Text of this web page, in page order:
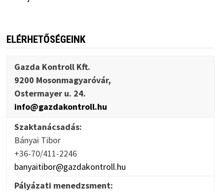
ELÉRHETŐSÉGEINK
Gazda Kontroll Kft.
9200 Mosonmagyaróvár,
Ostermayer u. 24.
info@gazdakontroll.hu
Szaktanácsadás:
Bányai Tibor
+36-70/411-2246
banyaitibor@gazdakontroll.hu
Pályázati menedzsment: